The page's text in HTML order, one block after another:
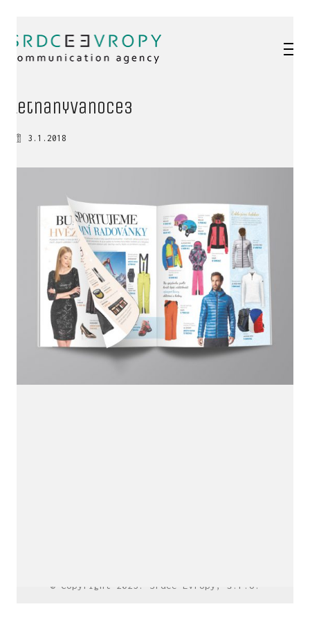
letnanyVanoce3
3.1.2018
© Copyright 2025. Srdce Evropy, s.r.o.